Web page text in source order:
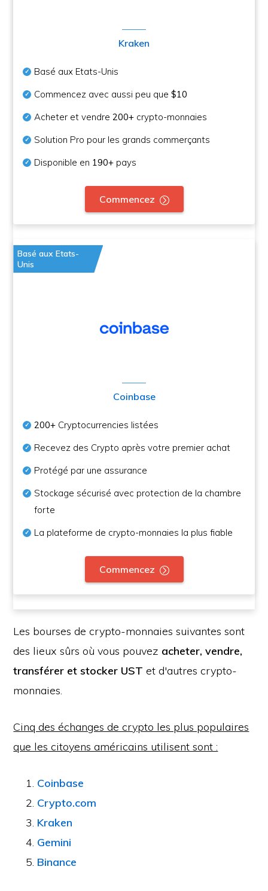
Kraken
Basé aux Etats-Unis
Commencez avec aussi peu que$10
Acheter et vendre200+ crypto-monnaies
Solution Pro pour les grands commerçants
Disponible en 190+ pays
Commencez
Basé aux Etats-
Unis
Coinbase
200+ Cryptocurrencies listées
Recevez des Crypto après votre premier achat
Protégé par une assurance
Stockage sécurisé avec protection de la chambre
forte
La plateforme de crypto-monnaies la plus fiable
Commencez
Les bourses de crypto-monnaies suivantes sont
des lieux sûrs où vous pouvez acheter, vendre,
transférer et stocker USTet d'autres crypto-
monnaies.
Cinq des échanges de crypto les plus populaires
que les citoyens américains utilisent sont :
Coinbase
Crypto.com
Kraken
Gemini
Binance